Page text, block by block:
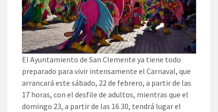
El Ayuntamiento de San Clemente ya tiene todo
preparado para vivir intensamente el Carnaval, que
arrancará este sábado, 22 de febrero, a partir de las
17 horas, con el desfile de adultos, mientras que el
domingo 23, a partir de las 16.30, tendrá lugar el